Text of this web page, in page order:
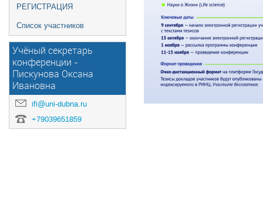
РЕГИСТРАЦИЯ
Список участников
Учёный секретарь
конференции -
Пискунова Оксана
Ивановна
ifi@uni-dubna.ru
+79039651859